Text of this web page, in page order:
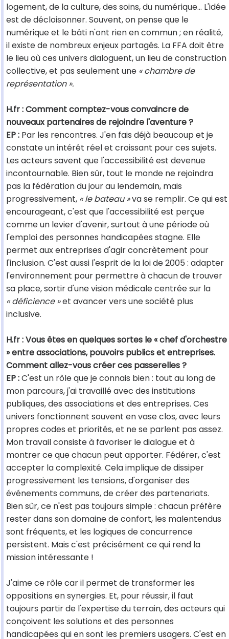
logement, de la culture, des soins, du numérique… L'idée
est de décloisonner. Souvent, on pense que le
numérique et le bâti n'ont rien en commun ; en réalité,
il existe de nombreux enjeux partagés. La FFA doit être
le lieu où ces univers dialoguent, un lieu de construction
collective, et pas seulement une « chambre de
représentation ».
H.fr : Comment comptez-vous convaincre de
nouveaux partenaires de rejoindre l'aventure ?
EP : Par les rencontres. J'en fais déjà beaucoup et je
constate un intérêt réel et croissant pour ces sujets.
Les acteurs savent que l'accessibilité est devenue
incontournable. Bien sûr, tout le monde ne rejoindra
pas la fédération du jour au lendemain, mais
progressivement, « le bateau »va se remplir. Ce qui est
encourageant, c'est que l'accessibilité est perçue
comme un levier d'avenir, surtout à une période où
l'emploi des personnes handicapées stagne. Elle
permet aux entreprises d'agir concrètement pour
l'inclusion. C'est aussi l'esprit de la loi de 2005 : adapter
l'environnement pour permettre à chacun de trouver
sa place, sortir d'une vision médicale centrée sur la
« déficience »et avancer vers une société plus
inclusive.
H.fr : Vous êtes en quelques sortes le « chef d'orchestre
» entre associations, pouvoirs publics et entreprises.
Comment allez-vous créer ces passerelles ?
EP :C'est un rôle que je connais bien : tout au long de
mon parcours, j'ai travaillé avec des institutions
publiques, des associations et des entreprises. Ces
univers fonctionnent souvent en vase clos, avec leurs
propres codes et priorités, et ne se parlent pas assez.
Mon travail consiste à favoriser le dialogue et à
montrer ce que chacun peut apporter. Fédérer, c'est
accepter la complexité. Cela implique de dissiper
progressivement les tensions, d'organiser des
événements communs, de créer des partenariats.
Bien sûr, ce n'est pas toujours simple : chacun préfère
rester dans son domaine de confort, les malentendus
sont fréquents, et les logiques de concurrence
persistent. Mais c'est précisément ce qui rend la
mission intéressante !
J'aime ce rôle car il permet de transformer les
oppositions en synergies. Et, pour réussir, il faut
toujours partir de l'expertise du terrain, des acteurs qui
conçoivent les solutions et des personnes
handicapées qui en sont les premiers usagers. C'est en